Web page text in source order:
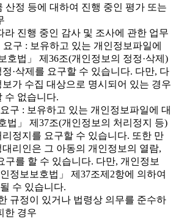
산정 등에 대하여 진행 중인 평가 또는
라 진행 중인 감사 및 조사에 관한 업무
요구 : 보유하고 있는 개인정보파일에
호법」 제36조(개인정보의 정정·삭제)
·삭제를 요구할 수 있습니다. 다만, 다
가 수집 대상으로 명시되어 있는 경우
수 없습니다.
구 : 보유하고 있는 개인정보파일에 대
법」 제37조(개인정보의 처리정지 등)
정지를 요구할 수 있습니다. 또한 만
리인은 그 아동의 개인정보의 열람,
구를 할 수 있습니다. 다만, 개인정보
정보보호법」 제37조제2항에 의하여
수 있습니다.
규정이 있거나 법령상 의무를 준수하
한 경우